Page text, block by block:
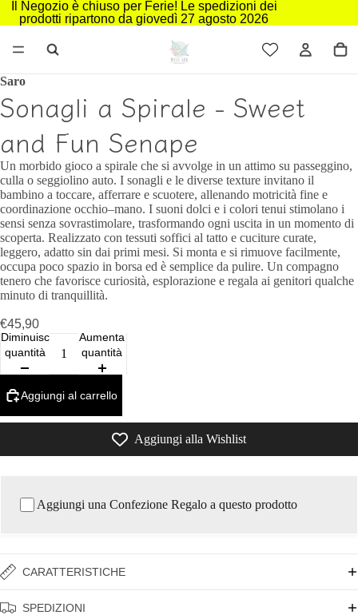
Il Negozio è chiuso per Ferie! Le spedizioni dei
prodotti ripartono da giovedì 27 agosto 2026
Saro
Sonagli a Spirale - Sweet
and Fun Senape
Un morbido gioco a spirale che si avvolge in un attimo su passeggino,
culla o seggiolino auto. I sonagli e le diverse texture invitano il
bambino a toccare, afferrare e scuotere, allenando motricità fine e
coordinazione occhio–mano. I suoni dolci e i colori tenui stimolano i
sensi senza sovrastimolare, trasformando ogni uscita in un momento di
scoperta. Realizzato con tessuti soffici al tatto e cuciture curate,
leggero, adatto sin dai primi mesi. Si monta e si rimuove facilmente,
occupa poco spazio in borsa ed è semplice da pulire. Un compagno
tenero che favorisce curiosità, esplorazione e regala ai genitori qualche
minuto di tranquillità.
€45,90
Diminuisci
quantità
Aumenta
quantità
Aggiungi al carrello
Aggiungi alla Wishlist
Aggiungi una Confezione Regalo a questo prodotto
CARATTERISTICHE
SPEDIZIONI